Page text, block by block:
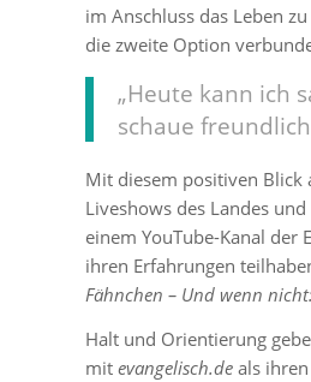
im Anschluss das Leben
die zweite Option
„Heute kann ich
schaue
Mit diesem positiven Blick
Liveshows des Landes
einem YouTube-Kanal der
ihren Erfahrungen
Fähnchen – Und wenn
Halt und Orientierung
mit evangelisch.de als ihren